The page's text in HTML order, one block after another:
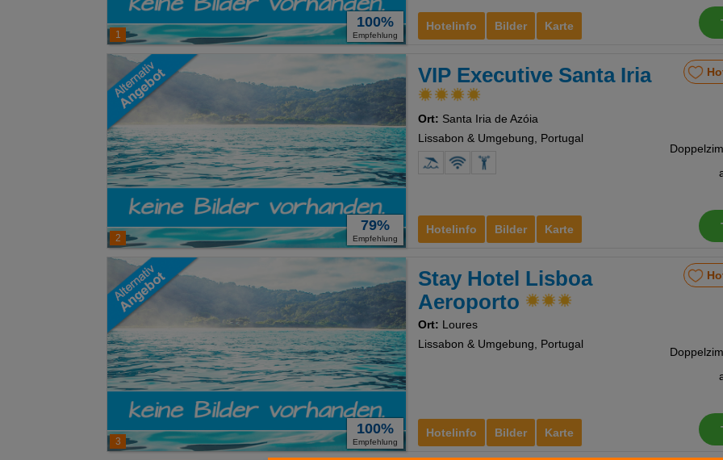
1
100%
Empfehlung
Hotelinfo Bilder Karte
2
79%
Empfehlung
Hotelinfo Bilder Karte
VIP Executive Santa Iria
Ort: Santa Iria de Azóia
Lissabon & Umgebung, Portugal
3
100%
Empfehlung
Hotelinfo Bilder Karte
Stay Hotel Lisboa
Aeroporto
Ort: Loures
Lissabon & Umgebung, Portugal